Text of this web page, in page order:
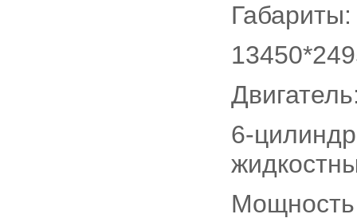
Габариты:
6-
Мощность